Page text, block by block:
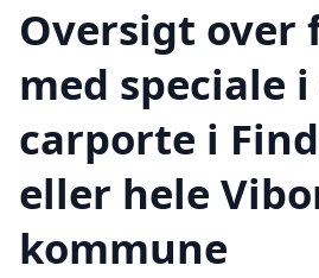
Oversigt over
med speciale
carporte i
eller hele
kommune